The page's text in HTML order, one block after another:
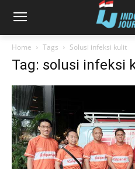
Home Tags Solusi infeksi kulit
Tag: solusi infeksi